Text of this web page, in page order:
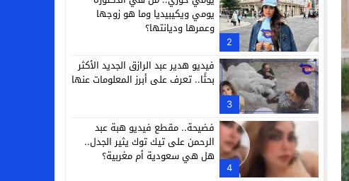
2
يومي ويكيبيديا وما هو زوجها
وعمرها وديانتها؟
3
فيديو هدير عبد الرازق الجديد الأكثر
بحثًا.. تعرف على أبرز المعلومات عنها
4
فضيحة.. مقطع فيديو هبة عبد
الرحمن على تيك توك يثير الجدل..
هل هي سعودية أم مغربية؟